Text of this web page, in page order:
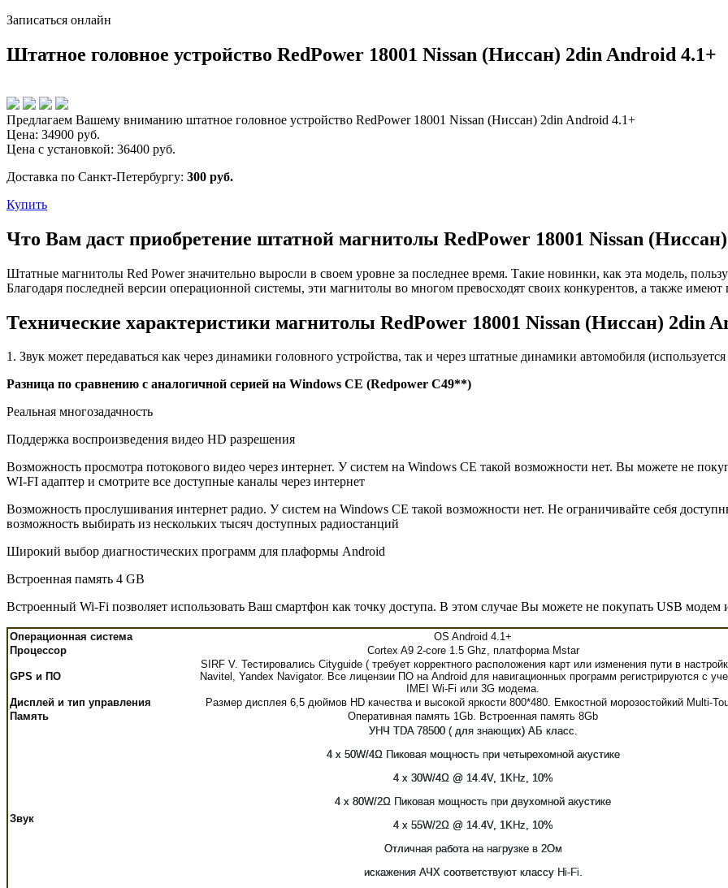
Записаться онлайн
Штатное головное устройство RedPower 18001 Nissan (Ниссан) 2din Android 4.1+
Предлагаем Вашему вниманию штатное головное устройство RedPower 18001 Nissan (Ниссан) 2din Android 4.1+
Цена: 34900 руб.
Цена с установкой: 36400 руб.
Доставка по Санкт-Петербургу: 300 руб.
Купить
Что Вам даст приобретение штатной магнитолы RedPower 18001 Nissan
Штатные магнитолы Red Power значительно выросли в своем уровне за последнее время. Такие новинки, как эта модель,
Благодаря последней версии операционной системы, эти магнитолы во многом превосходят своих конкурентов, а также
Технические характеристики магнитолы RedPower 18001 Nissan (Ниссан) 2din
1. Звук может передаваться как через динамики головного устройства, так и через штатные динамики автомобиля
Разница по сравнению с аналогичной серией на Windows CE (Redpower C49**)
Реальная многозадачность
Поддержка воспроизведения видео HD разрешения
Возможность просмотра потокового видео через интернет. У систем на Windows CE такой возможности нет. Вы можете не
WI-FI адаптер и смотрите все доступные каналы через интернет
Возможность прослушивания интернет радио. У систем на Windows CE такой возможности нет. Не ограничивайте себя
возможность выбирать из нескольких тысяч доступных радиостанций
Широкий выбор диагностических программ для плаформы Android
Встроенная память 4 GB
Встроенный Wi-Fi позволяет использовать Ваш смартфон как точку доступа. В этом случае Вы можете не покупать USB модем
Операционная система
OS Android 4.1+
Процессор
Сortex A9 2-core 1.5 Ghz, платформа Mstar
GPS и ПО
SIRF V. Тестировались Cityguide ( требует корректного расположения карт или изменения пути в
Navitel, Yandex Navigator. Все лицензии ПО на Android для навигационных программ регистрируются с
IMEI Wi-Fi или 3G модема.
Дисплей и тип управления
Размер дисплея 6,5 дюймов HD качества и высокой яркости 800*480. Емкостной морозостойкий Multi-
Память
Оперативная память 1Gb. Встроенная память 8Gb
Звук
УНЧ TDA 78500 ( для знающих) АБ класс.
4 x 50W/4Ω Пиковая мощность при четырехомной акустике
4 x 30W/4Ω @ 14.4V, 1KHz, 10%
4 x 80W/2Ω Пиковая мощность при двухомной акустике
4 x 55W/2Ω @ 14.4V, 1KHz, 10%
Отличная работа на нагрузке в 2Ом
искажения АЧХ соответствуют классу Hi-Fi.